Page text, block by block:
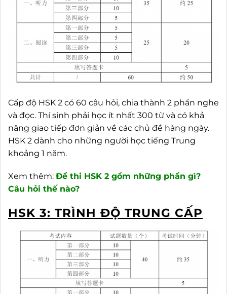
Cấp độ HSK 2 có 60 câu hỏi, chia thành 2 phần nghe
và đọc. Thí sinh phải học ít nhất 300 từ và có khả
năng giao tiếp đơn giản về các chủ đề hàng ngày.
HSK 2 dành cho những người học tiếng Trung
khoảng 1 năm.
Xem thêm: Đề thi HSK 2 gồm những phần gì?
Câu hỏi thế nào?
HSK 3: TRÌNH ĐỘ TRUNG CẤP